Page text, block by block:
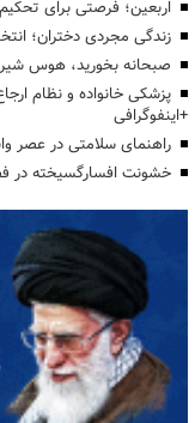
اربعین؛ فرصتی برای تحکیم
زندگی مجردی دختران؛
صبحانه بخورید، هوس
پزشکی خانواده و نظام
+اینفوگرافی
راهنمای سلامتی در عصر
خشونت افسارگسیخته در